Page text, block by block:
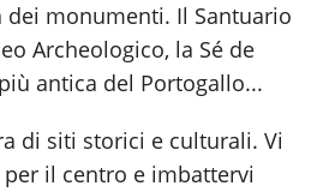
monumenti. Il Santuario
Archeologico, la Sé de
antica del Portogallo...
di siti storici e culturali. Vi
il centro e imbattervi